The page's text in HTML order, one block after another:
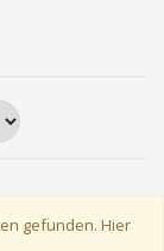
gefunden. Hier